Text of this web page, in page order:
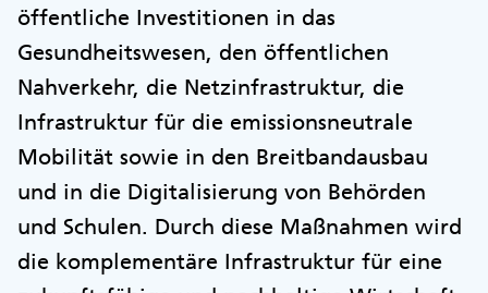
öffentliche Investitionen in das
Gesundheitswesen, den öffentlichen
Nahverkehr, die Netzinfrastruktur, die
Infrastruktur für die emissionsneutrale
Mobilität sowie in den Breitbandausbau
und in die Digitalisierung von Behörden
und Schulen. Durch diese Maßnahmen wird
die komplementäre Infrastruktur für eine